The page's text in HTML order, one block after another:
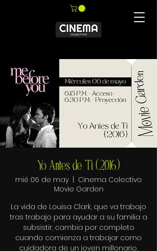
Yo Antes de Ti (2016)
mié 06 de may
Cinema Colectivo
Movie Garden
La vida de Louisa Clark, que va trabajo
tras trabajo para ayudar a su familia a
subsistir, cambia por completo
cuando comienza a trabajar como
cuidadora de un joven millonario,